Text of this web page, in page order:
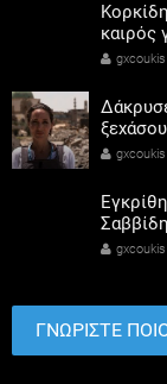
καιρός
gxcoukis
gxcoukis
gxcoukis
ΓΝΩΡΙΣΤΕ